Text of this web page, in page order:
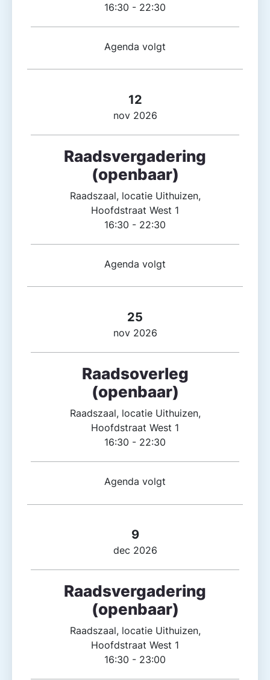
16:30 - 22:30
Agenda volgt
12
nov 2026
Raadsvergadering
(openbaar)
Raadszaal, locatie Uithuizen,
Hoofdstraat West 1
16:30 - 22:30
Agenda volgt
25
nov 2026
Raadsoverleg
(openbaar)
Raadszaal, locatie Uithuizen,
Hoofdstraat West 1
16:30 - 22:30
Agenda volgt
9
dec 2026
Raadsvergadering
(openbaar)
Raadszaal, locatie Uithuizen,
Hoofdstraat West 1
16:30 - 23:00